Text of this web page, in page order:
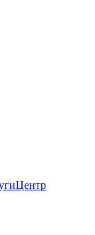
Центр